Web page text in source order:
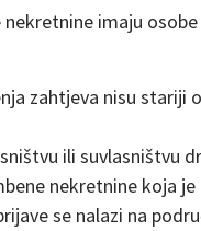
imaju
zahtjeva nisu stariji
ili suvlasništvu
nekretnine koja
se nalazi na